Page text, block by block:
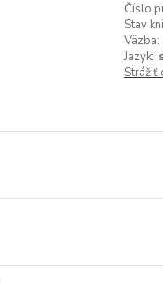
Číslo
Stav
Väzba:
Jazyk:
Strážiť